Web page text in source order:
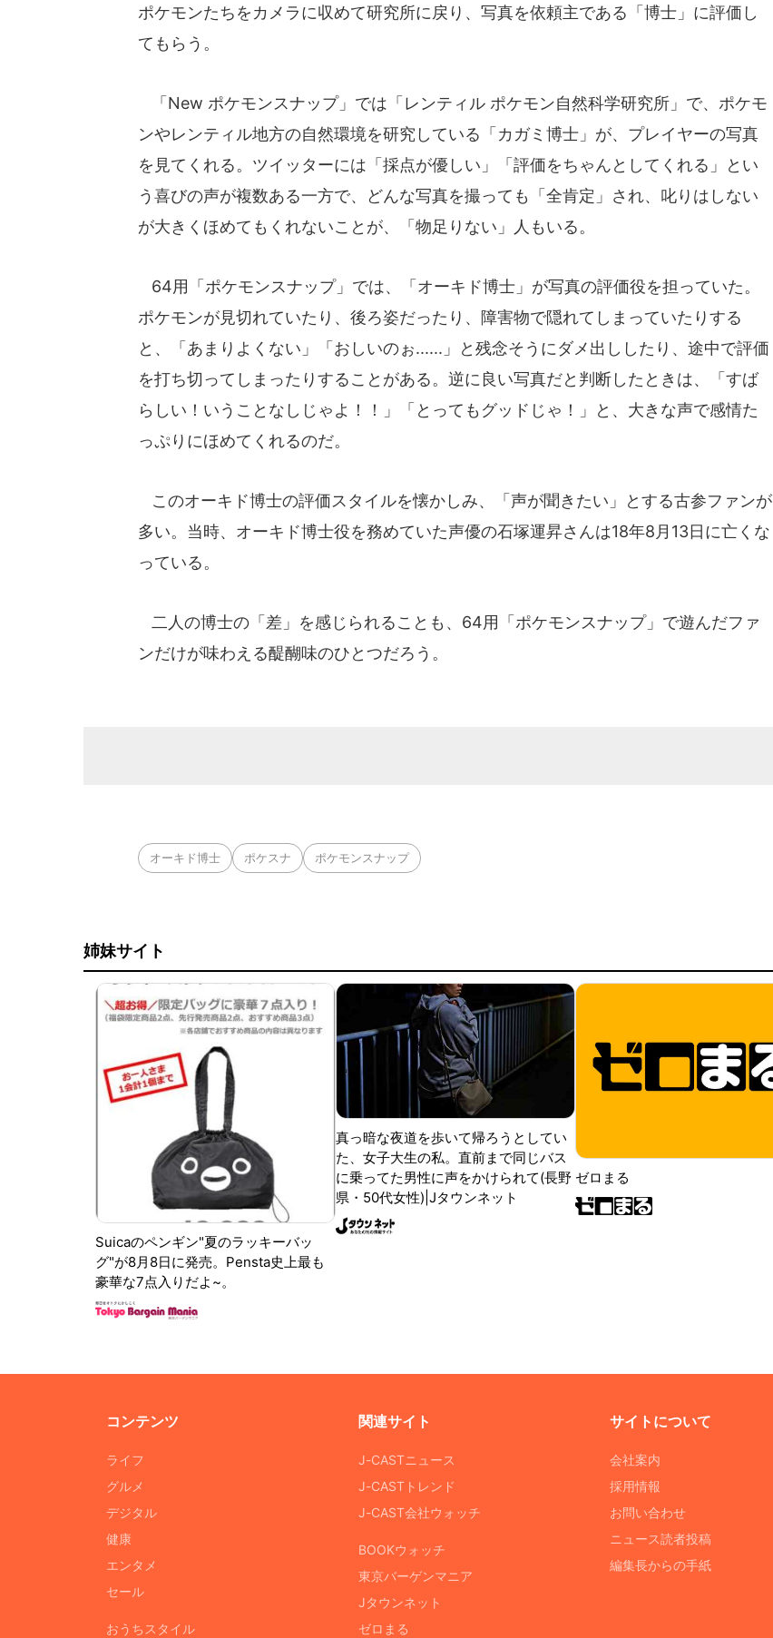
ポケモンたちをカメラに収めて研究所に戻り、写真を依頼主である「博士」に評価し
てもらう。
「New ポケモンスナップ」では「レンティル ポケモン自然科学研究所」で、ポケモ
ンやレンティル地方の自然環境を研究している「カガミ博士」が、プレイヤーの写真
を見てくれる。ツイッターには「採点が優しい」「評価をちゃんとしてくれる」とい
う喜びの声が複数ある一方で、どんな写真を撮っても「全肯定」され、叱りはしない
が大きくほめてもくれないことが、「物足りない」人もいる。
64用「ポケモンスナップ」では、「オーキド博士」が写真の評価役を担っていた。
ポケモンが見切れていたり、後ろ姿だったり、障害物で隠れてしまっていたりする
と、「あまりよくない」「おしいのぉ......」と残念そうにダメ出ししたり、途中で評価
を打ち切ってしまったりすることがある。逆に良い写真だと判断したときは、「すば
らしい！いうことなしじゃよ！！」「とってもグッドじゃ！」と、大きな声で感情た
っぷりにほめてくれるのだ。
このオーキド博士の評価スタイルを懐かしみ、「声が聞きたい」とする古参ファンが
多い。当時、オーキド博士役を務めていた声優の石塚運昇さんは18年8月13日に亡くな
っている。
二人の博士の「差」を感じられることも、64用「ポケモンスナップ」で遊んだファ
ンだけが味わえる醍醐味のひとつだろう。
オーキド博士 ポケスナ ポケモンスナップ
姉妹サイト
Suicaのペンギン"夏のラッキーバッ
グ"が8月8日に発売。Pensta史上最も
豪華な7点入りだよ~。
真っ暗な夜道を歩いて帰ろうとしてい
た、女子大生の私。直前まで同じバス
に乗ってた男性に声をかけられて(長野
県・50代女性)|Jタウンネット
ゼロまる
コンテンツ
ライフ
グルメ
デジタル
健康
エンタメ
セール
おうちスタイル
関連サイト
J-CASTニュース
J-CASTトレンド
J-CAST会社ウォッチ
BOOKウォッチ
東京バーゲンマニア
Jタウンネット
ゼロまる
サイトについて
会社案内
採用情報
お問い合わせ
ニュース読者投稿
編集長からの手紙